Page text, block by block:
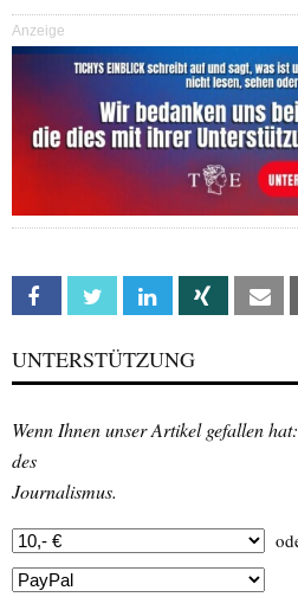
Anzeige
Facebook Twitter Linkedin Xing
UNTERSTÜTZUNG
Wenn Ihnen unser Artikel gefallen
des
Journalismus.